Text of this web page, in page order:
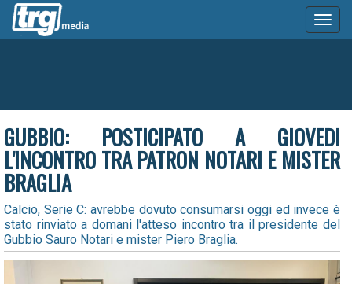
GUBBIO: POSTICIPATO A GIOVEDI
L'INCONTRO TRA PATRON NOTARI E MISTER
BRAGLIA
Calcio, Serie C: avrebbe dovuto consumarsi oggi ed invece è
stato rinviato a domani l'atteso incontro tra il presidente del
Gubbio Sauro Notari e mister Piero Braglia.